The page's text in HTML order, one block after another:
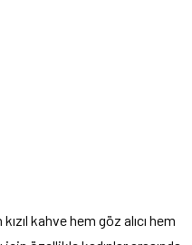
kahve hem göz alıcı hem